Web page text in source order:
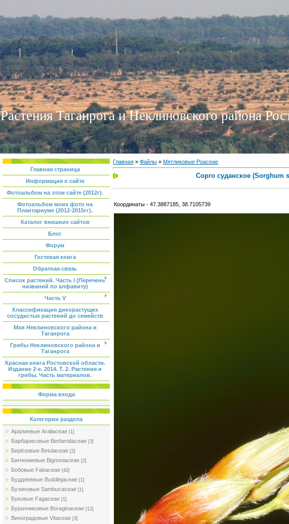
Растения Таганрога и Неклиновского района
Главная страница
Информация о сайте
Фотоальбом на этом сайте (2012г).
Фотоальбом моих фото на
Плантариуме (2012-2015гг).
Каталог внешних сайтов
Блог
Форум
Гостевая книга
Обратная связь
Список растений. Часть I (Перечень
названий по алфавиту)
Часть V
Классификация дикорастущих
сосудистых растений до семейств
Мхи Неклиновского района и
Таганрога
Грибы Неклиновского района и
Таганрога
Красная книга Ростовской области.
Издание 2-е. 2014. Т. 2. Растения и
грибы. Часть материалов.
Форма входа
Категории раздела
Аралиевые Araliaceae [1]
Барбарисовые Berberidaceae [3]
Берёзовые Betulaceae [2]
Бигнониевые Bignoniaceae [2]
Бобовые Fabaceae [42]
Буддлеевые Buddlejaceae [1]
Бузиновые Sambucaceae [1]
Буковые Fagaceae [1]
Бурачниковые Boraginaceae [12]
Виноградовые Vitaceae [3]
Главная » Файлы » Мятликовые Poaceae
Сорго суданское (Sorghum
Координаты - 47.3887185, 38.7105739